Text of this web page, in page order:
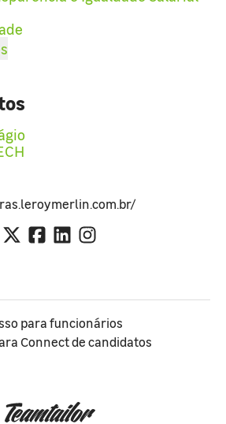
para funcionários
Connect de candidatos